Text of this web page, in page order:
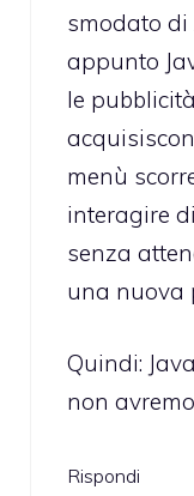
smodato di
appunto
le
menù
interagire
senza
una nuova
Quindi:
non
Rispondi